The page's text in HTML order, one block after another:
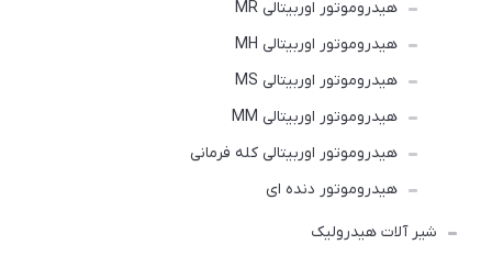
هیدروموتور اوربیتالی MR
هیدروموتور اوربیتالی MH
هیدروموتور اوربیتالی MS
هیدروموتور اوربیتالی MM
هیدروموتور اوربیتالی کله فرمانی
هیدروموتور دنده ای
شیر آلات هیدرولیک